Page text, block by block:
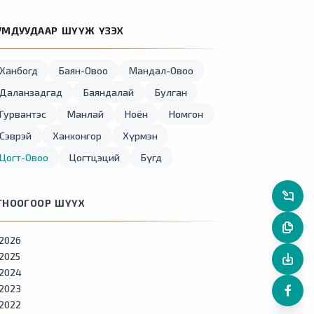
ШҮҮЖ ҮЗЭХ
Ханбогд Баян-Овоо
Мандал-Овоо
Даланзадгад
Баяндалай
Булган
Гурвантэс
Манлай Ноён
Номгон
Сэврэй
Ханхонгор
Хүрмэн
Цогт-Овоо
Цогтцэций Бүгд
ШҮҮХ